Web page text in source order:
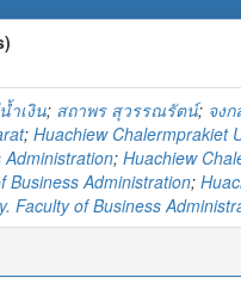
เงิน; สถาพร สุวรรณรัตน์; จง
; Huachiew Chalermprakiet
Administration; Huachiew
Business Administration;
Faculty of Business